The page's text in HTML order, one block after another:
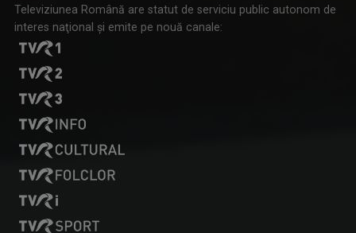
Televiziunea Română are statut de serviciu public autonom de
interes naţional şi emite pe nouă canale: